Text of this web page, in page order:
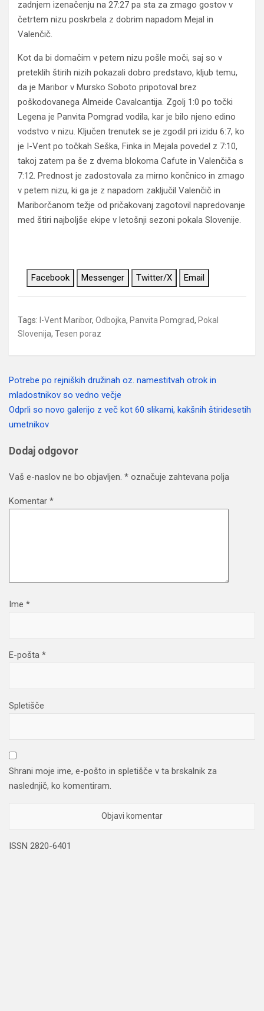
zadnjem izenačenju na 27:27 pa sta za zmago gostov v
četrtem nizu poskrbela z dobrim napadom Mejal in
Valenčič.
Kot da bi domačim v petem nizu pošle moči, saj so v
preteklih štirih nizih pokazali dobro predstavo, kljub temu,
da je Maribor v Mursko Soboto pripotoval brez
poškodovanega Almeide Cavalcantija. Zgolj 1:0 po točki
Legena je Panvita Pomgrad vodila, kar je bilo njeno edino
vodstvo v nizu. Ključen trenutek se je zgodil pri izidu 6:7, ko
je I-Vent po točkah Seška, Finka in Mejala povedel z 7:10,
takoj zatem pa še z dvema blokoma Cafute in Valenčiča s
7:12. Prednost je zadostovala za mirno končnico in zmago
v petem nizu, ki ga je z napadom zaključil Valenčič in
Mariborčanom težje od pričakovanj zagotovil napredovanje
med štiri najboljše ekipe v letošnji sezoni pokala Slovenije.
Facebook Messenger Twitter/X Email
Tags: I-Vent Maribor, Odbojka, Panvita Pomgrad, Pokal
Slovenija, Tesen poraz
Navigacija
prispevka
Potrebe po rejniških družinah oz. namestitvah otrok in
mladostnikov so vedno večje
Odprli so novo galerijo z več kot 60 slikami, kakšnih štiridesetih
umetnikov
Dodaj odgovor
Vaš e-naslov ne bo objavljen. * označuje zahtevana polja
Komentar *
Ime *
E-pošta *
Spletišče
Shrani moje ime, e-pošto in spletišče v ta brskalnik za
naslednjič, ko komentiram.
ISSN 2820-6401